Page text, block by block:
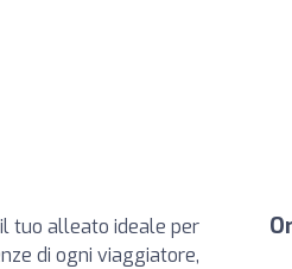
tuo alleato ideale per
di ogni viaggiatore,